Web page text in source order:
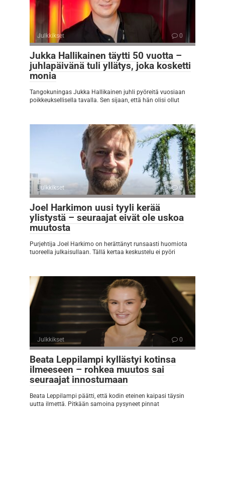
Julkkikset 0
Jukka Hallikainen täytti 50 vuotta –
juhlapäivänä tuli yllätys, joka kosketti
monia
Tangokuningas Jukka Hallikainen juhli pyöreitä vuosiaan
poikkeuksellisella tavalla. Sen sijaan, että hän olisi ollut
Julkkikset 0
Joel Harkimon uusi tyyli kerää
ylistystä – seuraajat eivät ole uskoa
muutosta
Purjehtija Joel Harkimo on herättänyt runsaasti huomiota
tuoreella julkaisullaan. Tällä kertaa keskustelu ei pyöri
Julkkikset 0
Beata Leppilampi kyllästyi kotinsa
ilmeeseen – rohkea muutos sai
seuraajat innostumaan
Beata Leppilampi päätti, että kodin eteinen kaipasi täysin
uutta ilmettä. Pitkään samoina pysyneet pinnat